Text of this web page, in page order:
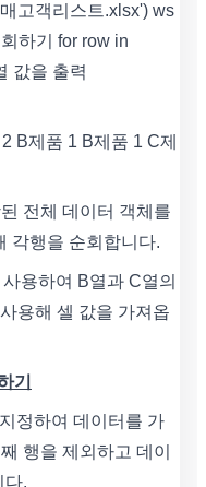
고객리스트.xlsx') ws
하기 for row in
값을 출력
B제품 1 B제품 1 C제
전체 데이터 객체를
각행을 순회합니다.
용하여 B열과 C열의
용해 셀 값을 가져옵
기
정하여 데이터를 가
행을 제외하고 데이
다.